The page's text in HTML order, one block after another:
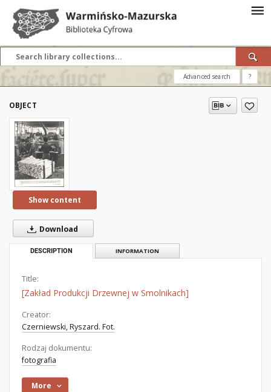
Advanced search ?
OBJECT
Show content
Download
DESCRIPTION INFORMATION
Title:
[Zakład Produkcji Drzewnej w Smolnikach]
Creator:
Czerniewski, Ryszard. Fot.
Rodzaj dokumentu:
fotografia
More